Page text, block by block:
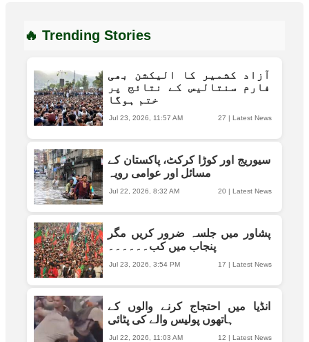
🔥 Trending Stories
آزاد کشمیر کا الیکشن بھی
فارم سنتالیس کے نتائج پر
ختم ہوگا
27 | Latest News
Jul 23, 2026, 11:57 AM
سیوریج اور کوڑا کرکٹ، پاکستان کے
مسائل اور عوامی رویہ
20 | Latest News
Jul 22, 2026, 8:32 AM
پشاور میں جلسہ ضرور کریں مگر
پنجاب میں کب۔۔۔۔۔۔
17 | Latest News
Jul 23, 2026, 3:54 PM
انڈیا میں احتجاج کرنے والوں کے
ہاتھوں پولیس والے کی پٹائی
12 | Latest News
Jul 22, 2026, 11:03 AM